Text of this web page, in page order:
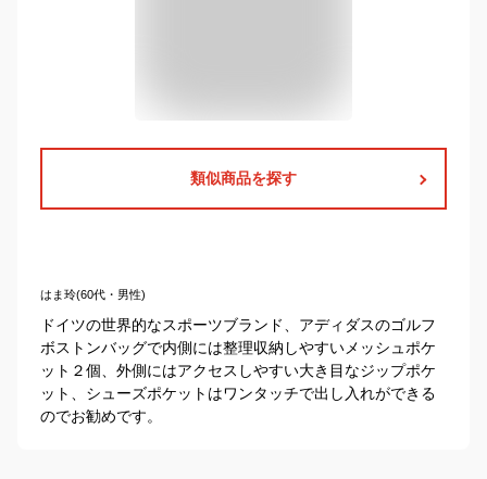
類似商品を探す
はま玲(60代・男性)
ドイツの世界的なスポーツブランド、アディダスのゴルフ
ボストンバッグで内側には整理収納しやすいメッシュポケ
ット２個、外側にはアクセスしやすい大き目なジップポケ
ット、シューズポケットはワンタッチで出し入れができる
のでお勧めです。